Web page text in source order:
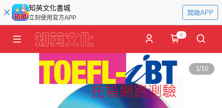
知英文化書城
立刻使用官方APP
開啟APP
0
1/10